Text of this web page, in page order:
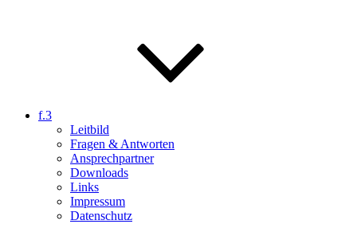
f.3
Leitbild
Fragen & Antworten
Ansprechpartner
Downloads
Links
Impressum
Datenschutz